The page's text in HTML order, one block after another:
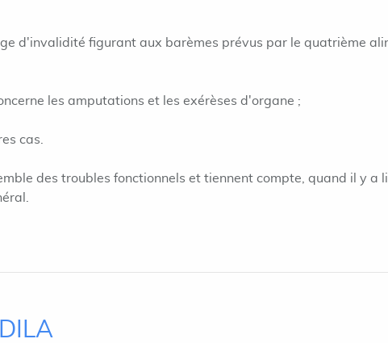
d'invalidité figurant aux barèmes prévus par le quatrième
les amputations et les exérèses d'organe ;
cas.
des troubles fonctionnels et tiennent compte, quand il y a